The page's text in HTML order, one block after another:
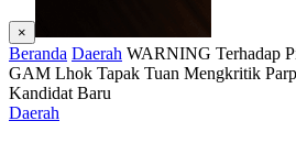
×
Beranda Daerah WARNING Terhadap
GAM Lhok Tapak Tuan Mengkritik
Kandidat Baru
Daerah